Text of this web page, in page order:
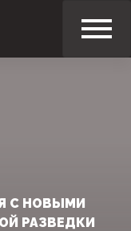
С НОВЫМИ
РАЗВЕДКИ